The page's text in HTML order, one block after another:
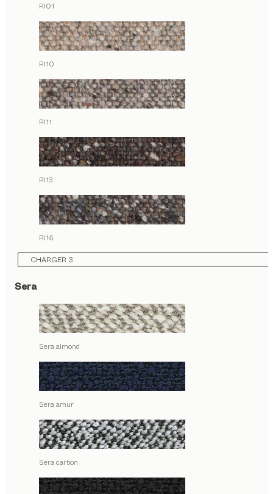
RI01
RI10
RI11
RI13
RI16
CHARGER 3
Sera
Sera almond
Sera amur
Sera carbon